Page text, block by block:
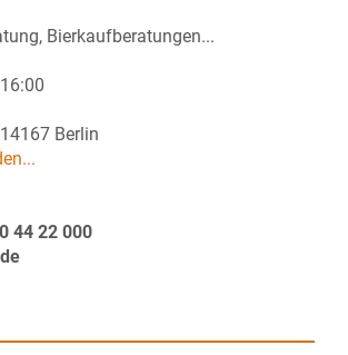
Bierkaufberatungen...
Berlin
44 22 000